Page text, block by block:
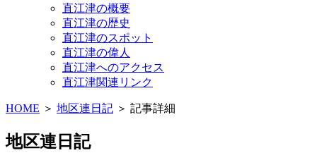
直江津の概要
直江津の歴史
直江津のスポット
直江津の偉人
直江津へのアクセス
直江津関連リンク
HOME ＞ 地区連日記 ＞ 記事詳細
地区連日記